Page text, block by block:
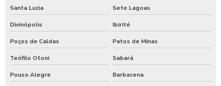
Santa Luzia Sete Lagoas
Divinópolis Ibirité
Poços de Caldas Patos de Minas
Teófilo Otoni Sabará
Pouso Alegre Barbacena